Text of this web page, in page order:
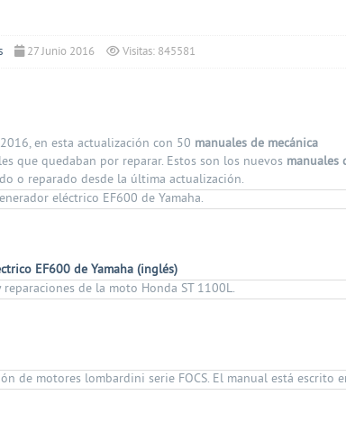
27 Junio 2016 Visitas: 845581
en esta actualización con 50 manuales de mecánica
que quedaban por reparar. Estos son los nuevos manuales
o reparado desde la última actualización.
eléctrico EF600 de Yamaha.
EF600 de Yamaha (inglés)
de la moto Honda ST 1100L.
de motores lombardini serie FOCS. El manual está escrito